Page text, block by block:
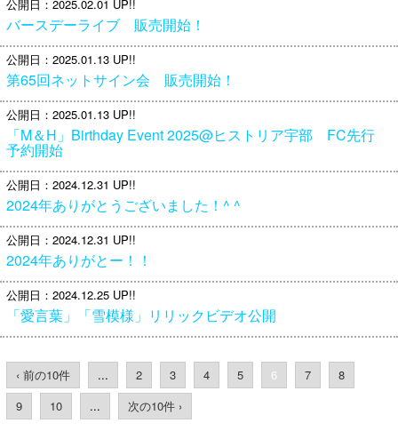
公開日 2025.02.01 UP!!
バースデーライブ 販売開始！
公開日 2025.01.13 UP!!
第65回ネットサイン会 販売開始！
公開日 2025.01.13 UP!!
「M＆H」Birthday Event 2025@ヒストリア宇部 FC先行
予約開始
公開日 2024.12.31 UP!!
2024年ありがとうございました！^ ^
公開日 2024.12.31 UP!!
2024年ありがとー！！
公開日 2024.12.25 UP!!
「愛言葉」「雪模様」リリックビデオ公開
‹ 前の10件 ... 2 3 4 5 6 7
8
9
10 ... 次の10件 ›